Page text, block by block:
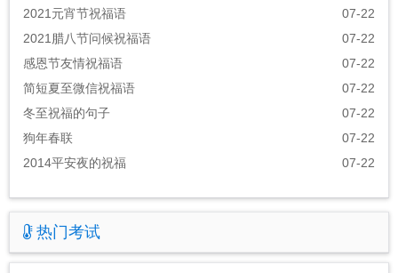
2021元宵节祝福语
07-22
2021腊八节问候祝福语
07-22
感恩节友情祝福语
07-22
简短夏至微信祝福语
07-22
冬至祝福的句子
07-22
狗年春联
07-22
2014平安夜的祝福
07-22
热门考试